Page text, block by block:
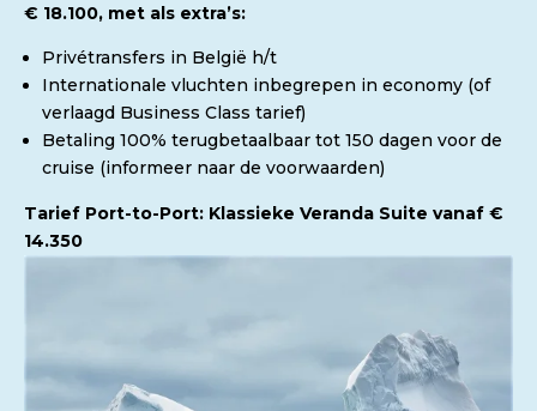
€ 18.100, met als extra’s:
Privétransfers in België h/t
Internationale vluchten inbegrepen in economy (of
verlaagd Business Class tarief)
Betaling 100% terugbetaalbaar tot 150 dagen voor de
cruise (informeer naar de voorwaarden)
Tarief Port-to-Port: Klassieke Veranda Suite vanaf €
14.350